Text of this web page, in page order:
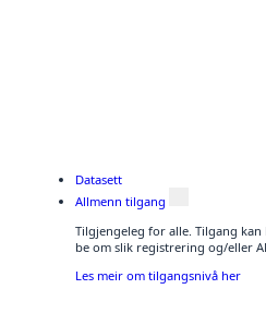
Datasett
Allmenn tilgang
Tilgjengeleg for alle. Tilgang
be om slik registrering og/eller
Les meir om tilgangsnivå her